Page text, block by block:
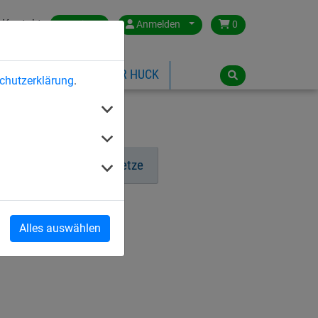
.
Alles auswählen
Kontakt Austria Anmelden 0
ÜBER HUCK
Sicherheitsnetze